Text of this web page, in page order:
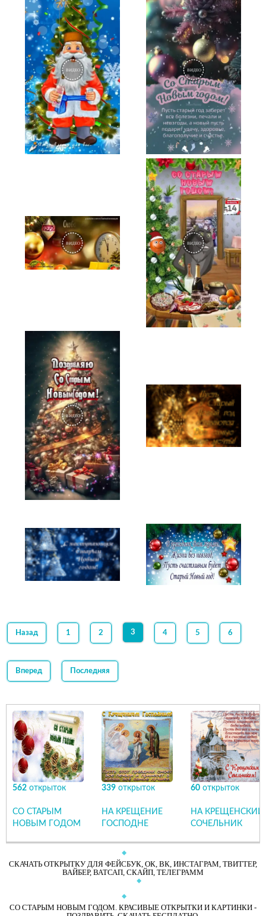
Назад 1 2 3 4 5 6
Вперед Последняя
562 открыток
СО СТАРЫМ
НОВЫМ ГОДОМ
339 открыток
НА КРЕЩЕНИЕ
ГОСПОДНЕ
60 открыток
НА КРЕЩЕНСКИЙ
СОЧЕЛЬНИК
СКАЧАТЬ ОТКРЫТКУ ДЛЯ ФЕЙСБУК, ОК, ВК, ИНСТАГРАМ, ТВИТТЕР,
ВАЙБЕР, ВАТСАП, СКАЙП, ТЕЛЕГРАММ
СО СТАРЫМ НОВЫМ ГОДОМ. КРАСИВЫЕ ОТКРЫТКИ И КАРТИНКИ -